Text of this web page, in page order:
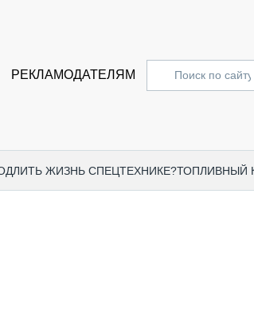
РЕКЛАМОДАТЕЛЯМ
ЖИЗНЬ СПЕЦТЕХНИКЕ?ТОПЛИВНЫЙ